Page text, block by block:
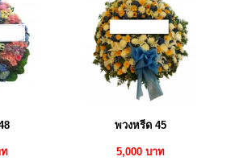
ท
พวงหรีด 45
5,000 บาท